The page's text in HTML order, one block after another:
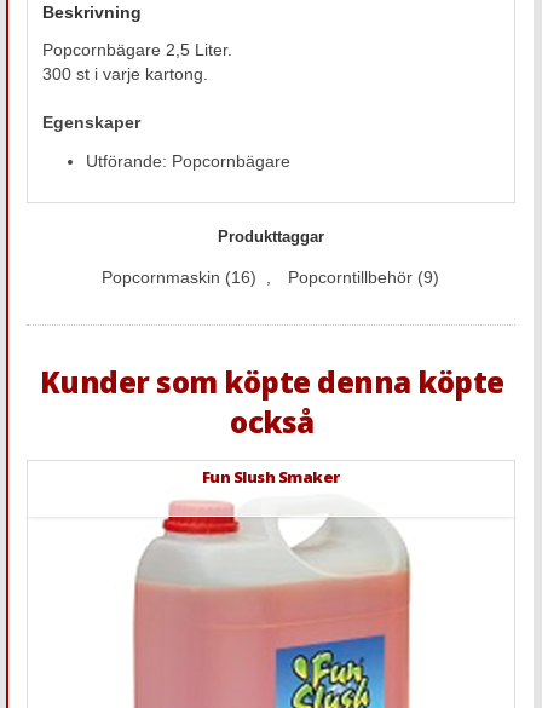
Beskrivning
Popcornbägare 2,5 Liter.
300 st i varje kartong.
Egenskaper
Utförande: Popcornbägare
Produkttaggar
Popcornmaskin (16) Popcorntillbehör (9)
Kunder som köpte denna köpte
också
Fun Slush Smaker